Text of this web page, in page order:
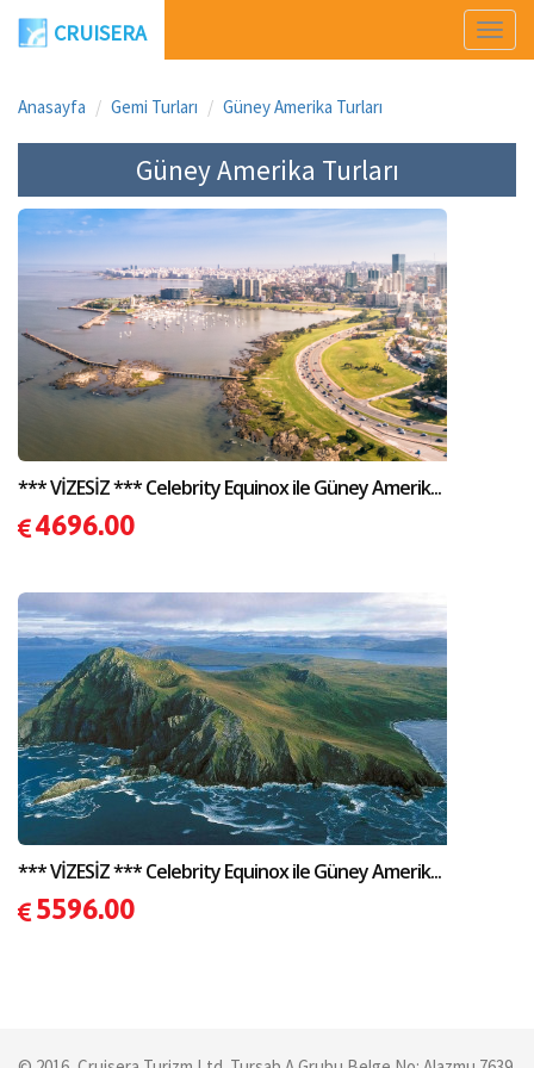
Aç
CRUISERA
Anasayfa Gemi Turları Güney Amerika Turları
Güney Amerika Turları
*** VİZESİZ *** Celebrity Equinox ile Güney Amerik...
4696.00
*** VİZESİZ *** Celebrity Equinox ile Güney Amerik...
5596.00